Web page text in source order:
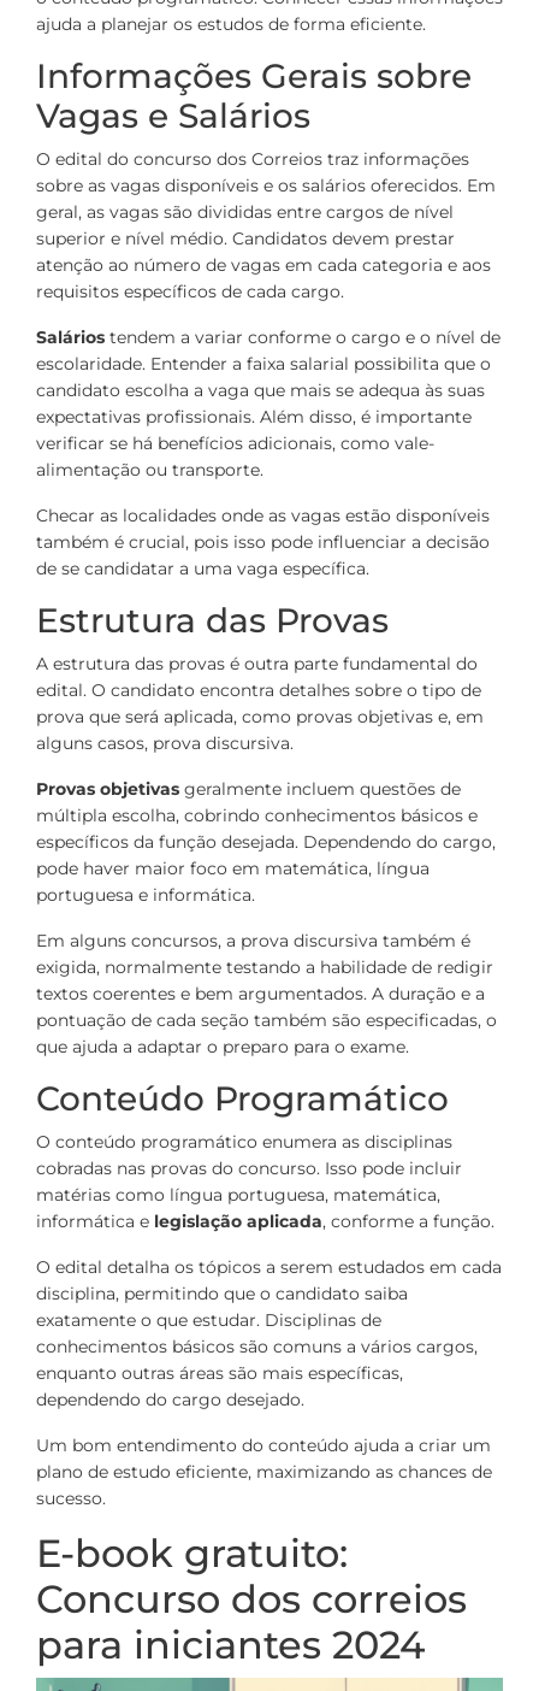
ajuda a planejar os estudos de forma eficiente.
Informações Gerais sobre
Vagas e Salários
O edital do concurso dos Correios traz informações
sobre as vagas disponíveis e os salários oferecidos. Em
geral, as vagas são divididas entre cargos de nível
superior e nível médio. Candidatos devem prestar
atenção ao número de vagas em cada categoria e aos
requisitos específicos de cada cargo.
Salários tendem a variar conforme o cargo e o nível de
escolaridade. Entender a faixa salarial possibilita que o
candidato escolha a vaga que mais se adequa às suas
expectativas profissionais. Além disso, é importante
verificar se há benefícios adicionais, como vale-
alimentação ou transporte.
Checar as localidades onde as vagas estão disponíveis
também é crucial, pois isso pode influenciar a decisão
de se candidatar a uma vaga específica.
Estrutura das Provas
A estrutura das provas é outra parte fundamental do
edital. O candidato encontra detalhes sobre o tipo de
prova que será aplicada, como provas objetivas e, em
alguns casos, prova discursiva.
Provas objetivas geralmente incluem questões de
múltipla escolha, cobrindo conhecimentos básicos e
específicos da função desejada. Dependendo do cargo,
pode haver maior foco em matemática, língua
portuguesa e informática.
Em alguns concursos, a prova discursiva também é
exigida, normalmente testando a habilidade de redigir
textos coerentes e bem argumentados. A duração e a
pontuação de cada seção também são especificadas, o
que ajuda a adaptar o preparo para o exame.
Conteúdo Programático
O conteúdo programático enumera as disciplinas
cobradas nas provas do concurso. Isso pode incluir
matérias como língua portuguesa, matemática,
informática e legislação aplicada, conforme a função.
O edital detalha os tópicos a serem estudados em cada
disciplina, permitindo que o candidato saiba
exatamente o que estudar. Disciplinas de
conhecimentos básicos são comuns a vários cargos,
enquanto outras áreas são mais específicas,
dependendo do cargo desejado.
Um bom entendimento do conteúdo ajuda a criar um
plano de estudo eficiente, maximizando as chances de
sucesso.
E-book gratuito:
Concurso dos correios
para iniciantes 2024